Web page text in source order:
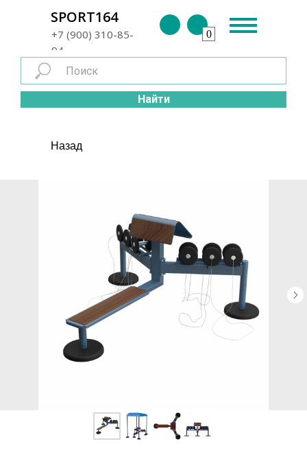
+7 (900) 310-85-
94
SPORT164
0
Найти
Назад